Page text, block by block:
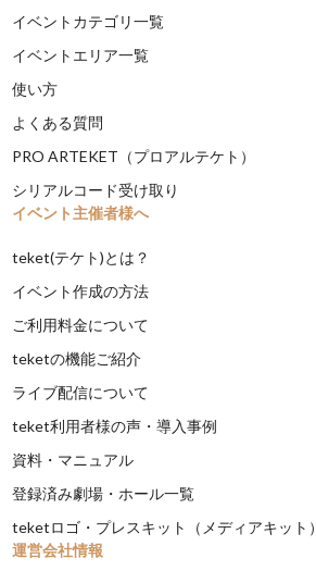
イベントカテゴリ一覧
イベントエリア一覧
使い方
よくある質問
PRO ARTEKET（プロアルテケト）
シリアルコード受け取り
イベント主催者様へ
teket(テケト)とは？
イベント作成の方法
ご利用料金について
teketの機能ご紹介
ライブ配信について
teket利用者様の声・導入事例
資料・マニュアル
登録済み劇場・ホール一覧
teketロゴ・プレスキット（メディアキット）
運営会社情報